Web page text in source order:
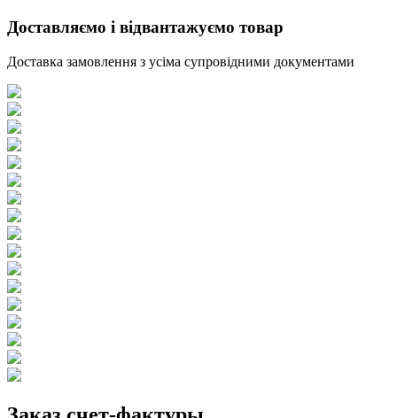
Доставляємо і відвантажуємо товар
Доставка замовлення з усіма супровідними документами